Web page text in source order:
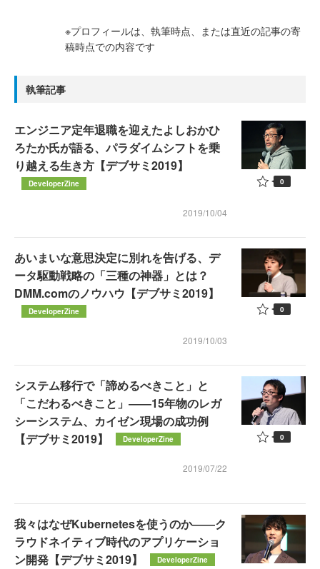
※プロフィールは、執筆時点、または直近の記事の寄
稿時点での内容です
執筆記事
エンジニア定年退職を迎えたよしおかひ
ろたか氏が語る、パラダイムシフトを乗
り越える生き方【デブサミ2019】
DeveloperZine
2019/10/04
0
あいまいな意思決定に別れを告げる、デ
ータ駆動戦略の「三種の神器」とは？
DMM.comのノウハウ【デブサミ2019】
DeveloperZine
2019/10/03
0
システム移行で「諦めるべきこと」と
「こだわるべきこと」――15年物のレガ
シーシステム、カイゼン現場の成功例
【デブサミ2019】
DeveloperZine
2019/07/22
0
我々はなぜKubernetesを使うのか――ク
ラウドネイティブ時代のアプリケーショ
ン開発【デブサミ2019】
DeveloperZine